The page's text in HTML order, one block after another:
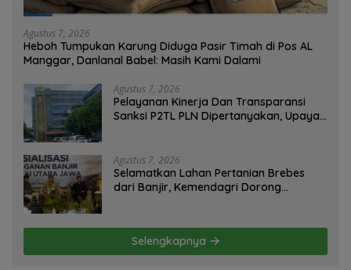
Agustus 7, 2026
Heboh Tumpukan Karung Diduga Pasir Timah di Pos AL
Manggar, Danlanal Babel: Masih Kami Dalami
Agustus 7, 2026
Pelayanan Kinerja Dan Transparansi
Sanksi P2TL PLN Dipertanyakan, Upaya
Agustus 7, 2026
Selamatkan Lahan Pertanian Brebes
dari Banjir, Kemendagri Dorong
Selengkapnya